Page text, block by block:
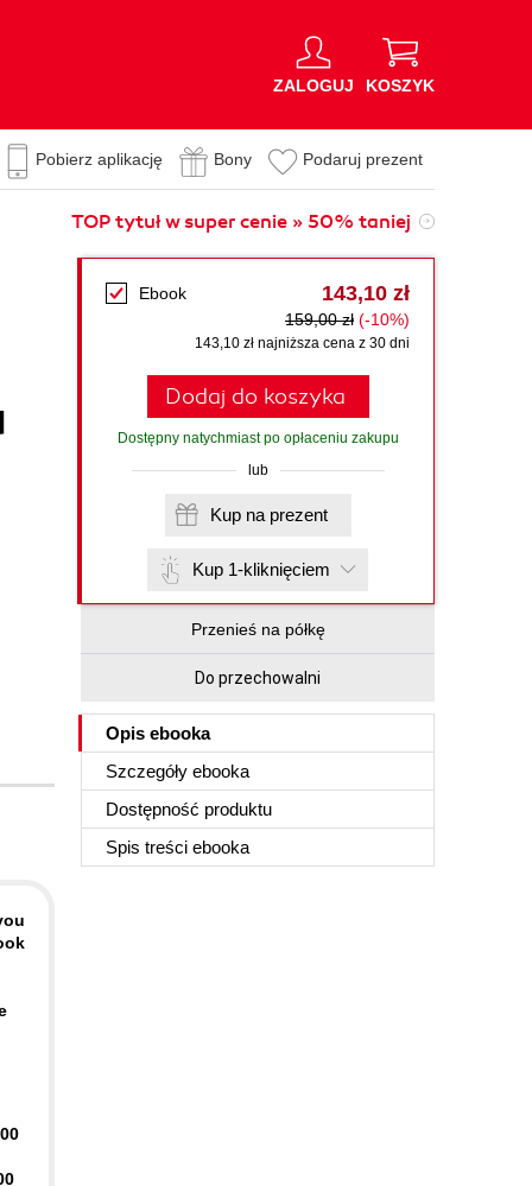
ZALOGUJ KOSZYK
Pobierz aplikację Bony Podaruj prezent
TOP tytuł w super cenie » 50% taniej
Ebook 143,10 zł
159,00 zł (-10%)
143,10 zł najniższa cena z 30 dni
Dodaj do koszyka
Dostępny natychmiast po opłaceniu zakupu
lub
Kup na prezent
Kup 1-kliknięciem
Przenieś na półkę
Do przechowalni
Opis ebooka
Szczegóły ebooka
Dostępność produktu
Spis treści ebooka